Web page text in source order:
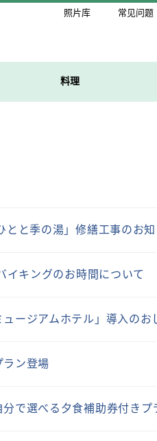
照片库 常见问题
料理
とと季の湯」修繕工事のお
イキングのお時間について
ュージアムホテル」導入のお
ラン登場
で選べる夕食補助券付きプ